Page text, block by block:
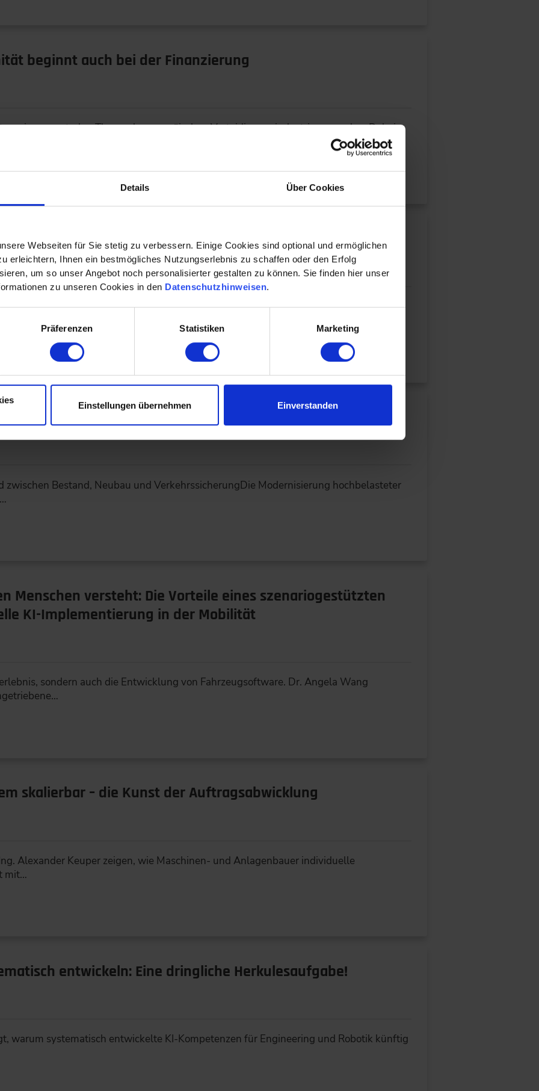
Details Über Cookies
Webseiten für Sie stetig zu verbessern. Einige Cookies sind optional und ermöglichen
erleichtern, Ihnen ein bestmögliches Nutzungserlebnis zu schaffen oder den Erfolg
um so unser Angebot noch personalisierter gestalten zu können. Sie finden hier unser
zu unseren Cookies in den Datenschutzhinweisen.
Präferenzen Statistiken Marketing
Einstellungen übernehmen Einverstanden
beginnt auch bei der Finanzierung
zu einem zentralen Thema der europäischen Verteidigungsindustrie geworden. Dabei
Zwilling
zeigt, wie sich Daten aus unterschiedlichen Bestandssystemen zusammenführen und
und Streckenverfügbarkeit: Drei Beispiele von der A1
zwischen Bestand, Neubau und VerkehrssicherungDie Modernisierung hochbelasteter
Menschen versteht: Die Vorteile eines szenariogestützten
KI-Implementierung in der Mobilität
sondern auch die Entwicklung von Fahrzeugsoftware. Dr. Angela Wang
skalierbar – die Kunst der Auftragsabwicklung
Alexander Keuper zeigen, wie Maschinen- und Anlagenbauer individuelle
mit…
entwickeln: Eine dringliche Herkulesaufgabe!
warum systematisch entwickelte KI-Kompetenzen für Engineering und Robotik künftig